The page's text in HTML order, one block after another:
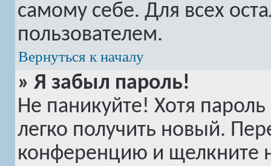
самому себе. Для всех
пользователем.
Вернуться к началу
» Я забыл пароль!
Не паникуйте! Хотя
легко получить новый.
конференцию и щелкните